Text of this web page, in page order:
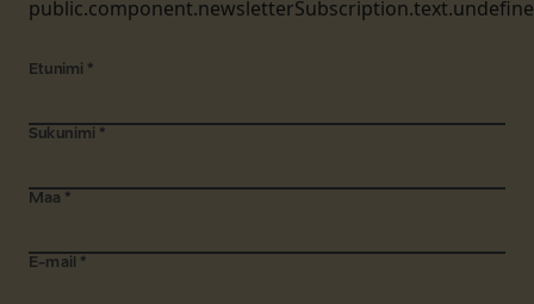
Etunimi *
Sukunimi *
Maa *
E-mail *